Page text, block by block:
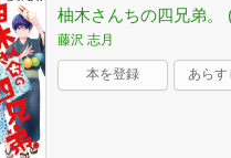
柚木さんちの四兄弟。
藤沢 志月
本を登録 あらす